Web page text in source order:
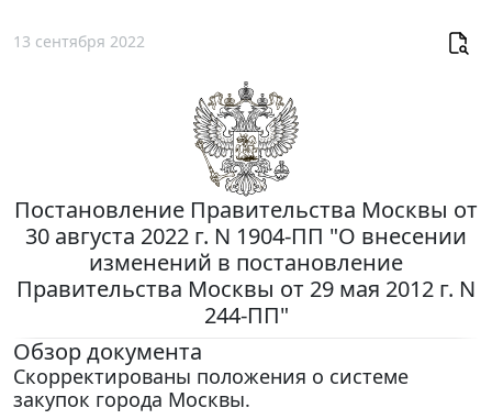
13 сентября 2022
Постановление Правительства Москвы от
30 августа 2022 г. N 1904-ПП "О внесении
изменений в постановление
Правительства Москвы от 29 мая 2012 г. N
244-ПП"
Обзор документа
Скорректированы положения о системе
закупок города Москвы.